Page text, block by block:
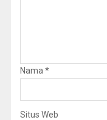
Nama *
Situs Web